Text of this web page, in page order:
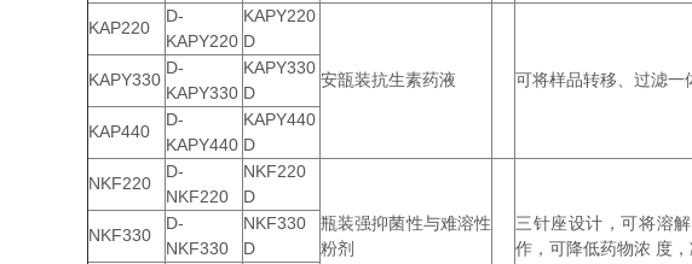
KAP220
D-
KAPY220
KAPY220
D
安瓿装抗生素药液
可将样品转移、过滤一
KAPY330
D-
KAPY330
KAPY330
D
KAP440
D-
KAPY440
KAPY440
D
NKF220
D-
NKF220
NKF220
D
瓶装强抑菌性与难溶性
粉剂
三针座设计，可将溶
作，可降低药物浓 度
NKF330
D-
NKF330
NKF330
D